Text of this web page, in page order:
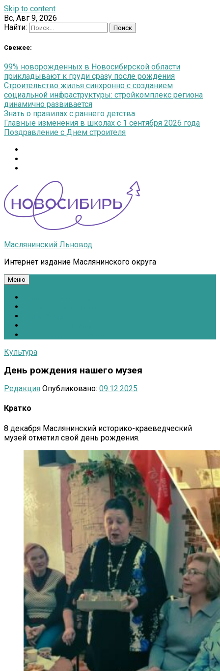
Skip to content
Вс, Авг 9, 2026
Найти:
Свежее:
99% новорожденных в Новосибирской области
прикладывают к груди сразу после рождения
Строительство жилья синхронно с созданием
социальной инфраструктуры: стройкомплекс региона
динамично развивается
Знать о правилах с раннего детства
Главные изменения в школах с 1 сентября 2026 года
Поздравление с Днем строителя
Маслянинский Льновод
Интернет издание Маслянинского округа
Меню
Культура
День рождения нашего музея
Редакция Опубликовано: 09.12.2025
Кратко
8 декабря Маслянинский историко-краеведческий
музей отметил свой день рождения.